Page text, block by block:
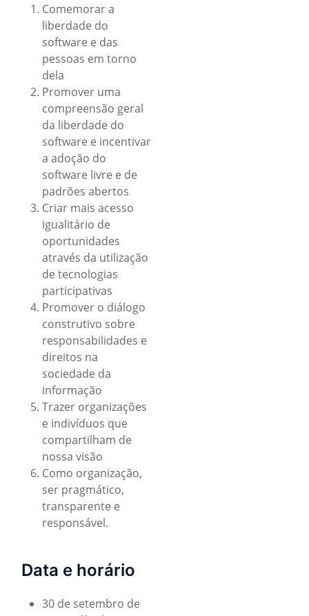
Comemorar a
liberdade do
software e das
pessoas em torno
dela
Promover uma
compreensão geral
da liberdade do
software e incentivar
a adoção do
software livre e de
padrões abertos
Criar mais acesso
igualitário de
oportunidades
através da utilização
de tecnologias
participativas
Promover o diálogo
construtivo sobre
responsabilidades e
direitos na
sociedade da
informação
Trazer organizações
e indivíduos que
compartilham de
nossa visão
Como organização,
ser pragmático,
transparente e
responsável.
Data e horário
30 de setembro de